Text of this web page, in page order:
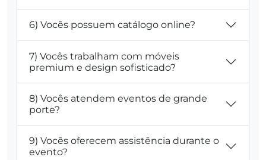
6) Vocês possuem catálogo online?
7) Vocês trabalham com móveis
premium e design sofisticado?
8) Vocês atendem eventos de grande
porte?
9) Vocês oferecem assistência durante o
evento?